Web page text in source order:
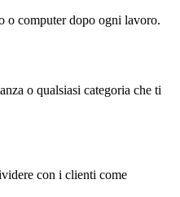
o computer dopo ogni lavoro.
o qualsiasi categoria che ti
con i clienti come